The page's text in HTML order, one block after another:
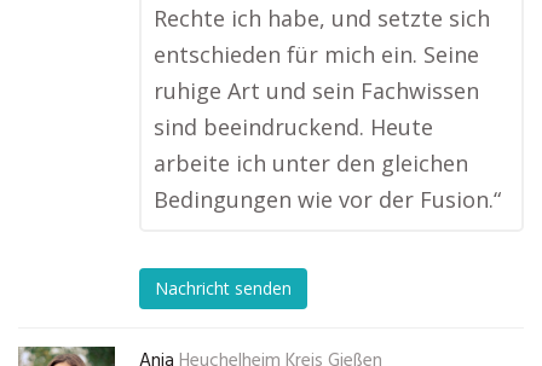
Rechte ich habe, und setzte sich
entschieden für mich ein. Seine
ruhige Art und sein Fachwissen
sind beeindruckend. Heute
arbeite ich unter den gleichen
Bedingungen wie vor der Fusion.“
Nachricht senden